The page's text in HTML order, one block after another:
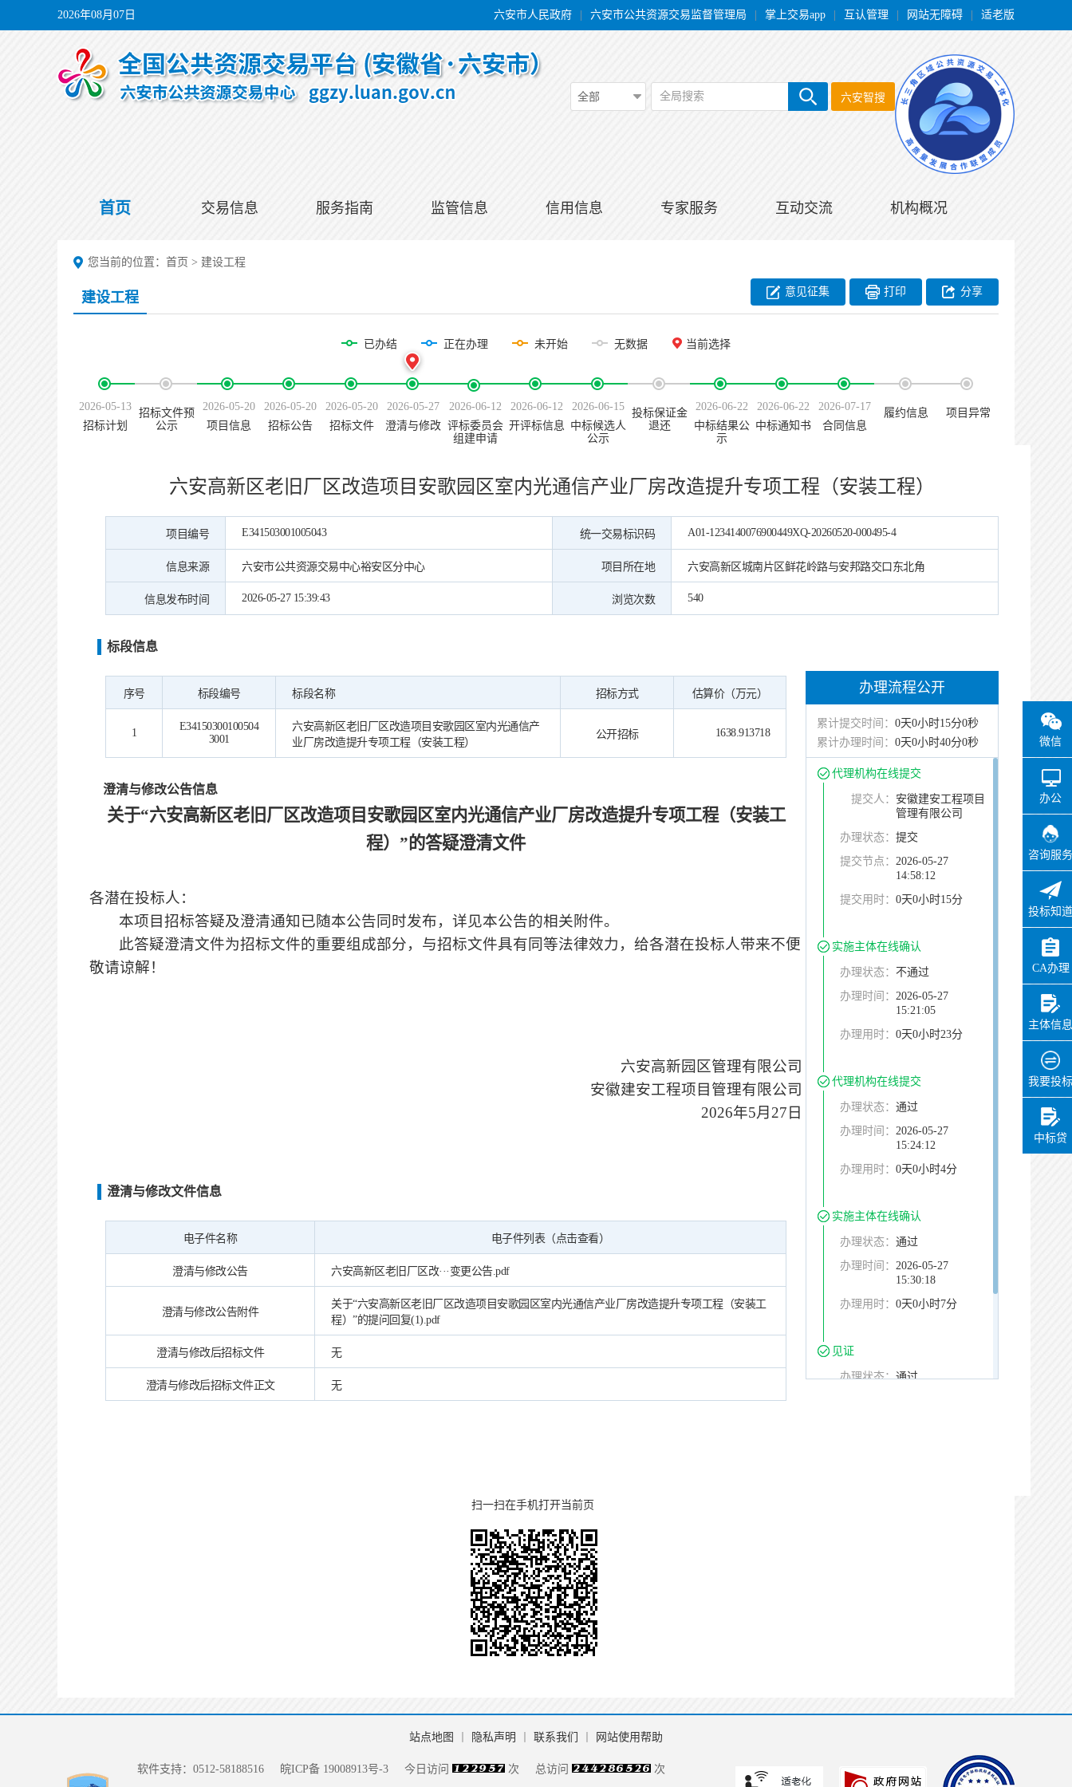
2026年08月07日 六安市人民政府 六安市公共资源交易监督管理局 掌上交易app 互认管理 网站无障碍 适老版
全部 全局搜索 六安智搜
首页 交易信息 服务指南 监管信息 信用信息 专家服务 互动交流 机构概况
微信
办公
咨询服务
投标知道
CA办理
主体信息
我要投标
中标贷
您当前的位置： 首页 > 建设工程
建设工程 意见征集 分享
打印
已办结 正在办理 未开始 无数据 当前选择
2026-05-13
招标计划
招标文件预
公示
2026-05-20
项目信息
2026-05-20
招标公告
2026-05-20
招标文件
2026-05-27
澄清与修改
2026-06-12
评标委员会
组建申请
2026-06-12
开评标信息
2026-06-15
中标候选人
公示
投标保证金
退还
2026-06-22
中标结果公
示
2026-06-22
中标通知书
2026-07-17
合同信息
履约信息 项目异常
六安高新区老旧厂区改造项目安歌园区室内光通信产业厂房改造提升专项工程（安装工程）
项目编号 E341503001005043 统一交易标识码 A01-1234140076900449XQ-20260520-000495-4
信息来源 六安市公共资源交易中心裕安区分中心 项目所在地 六安高新区城南片区鲜花岭路与安邦路交口东北角
信息发布时间 2026-05-27 15:39:43 浏览次数 540
标段信息
序号 标段编号 标段名称 招标方式 估算价（万元）
1
E34150300100504
3001
六安高新区老旧厂区改造项目安歌园区室内光通信产
业厂房改造提升专项工程（安装工程）
公开招标 1638.913718
澄清与修改公告信息
关于“六安高新区老旧厂区改造项目安歌园区室内光通信产业厂房改造提升专项工程（安装工
程）”的答疑澄清文件
各潜在投标人：
本项目招标答疑及澄清通知已随本公告同时发布，详见本公告的相关附件。
此答疑澄清文件为招标文件的重要组成部分，与招标文件具有同等法律效力，给各潜在投标人带来不便
敬请谅解！
六安高新园区管理有限公司
安徽建安工程项目管理有限公司
2026年5月27日
澄清与修改文件信息
电子件名称 电子件列表（点击查看）
澄清与修改公告 六安高新区老旧厂区改···变更公告.pdf
澄清与修改公告附件
关于“六安高新区老旧厂区改造项目安歌园区室内光通信产业厂房改造提升专项工程（安装工
程）”的提问回复(1).pdf
澄清与修改后招标文件 无
澄清与修改后招标文件正文 无
办理流程公开
累计提交时间： 0天0小时15分0秒
累计办理时间： 0天0小时40分0秒
代理机构在线提交
提交人： 安徽建安工程项目
管理有限公司
办理状态： 提交
提交节点： 2026-05-27
14:58:12
提交用时： 0天0小时15分
实施主体在线确认
办理状态： 不通过
办理时间： 2026-05-27
15:21:05
办理用时： 0天0小时23分
代理机构在线提交
办理状态： 通过
办理时间： 2026-05-27
15:24:12
办理用时： 0天0小时4分
实施主体在线确认
办理状态： 通过
办理时间： 2026-05-27
15:30:18
办理用时： 0天0小时7分
见证
办理状态：通过
扫一扫在手机打开当前页
站点地图 隐私声明 联系我们 网站使用帮助
软件支持：0512-58188516 皖ICP备 19008913号-3 今日访问 次 总访问 次